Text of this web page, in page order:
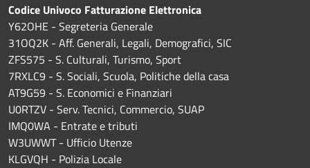
Codice Univoco Fatturazione Elettronica
Y62OHE - Segreteria Generale
31OQ2K - Aff. Generali, Legali, Demografici, SIC
ZFS575 - S. Culturali, Turismo, Sport
7RXLC9 - S. Sociali, Scuola, Politiche della casa
AT9G59 - S. Economici e Finanziari
U0RTZV - Serv. Tecnici, Commercio, SUAP
IMQ0WA - Entrate e tributi
W3UWWT - Ufficio Utenze
KLGVQH - Polizia Locale